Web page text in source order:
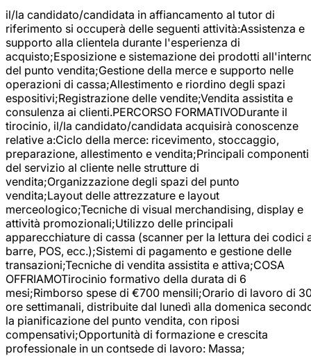
il/la candidato/candidata in affiancamento al tutor di
riferimento si occuperà delle seguenti attività:Assistenza e
supporto alla clientela durante l'esperienza di
acquisto;Esposizione e sistemazione dei prodotti
del punto vendita;Gestione della merce e supporto nelle
operazioni di cassa;Allestimento e riordino degli spazi
espositivi;Registrazione delle vendite;Vendita assistita e
consulenza ai clienti.PERCORSO FORMATIVODurante il
tirocinio, il/la candidato/candidata acquisirà conoscenze
relative a:Ciclo della merce: ricevimento, stoccaggio,
preparazione, allestimento e vendita;Principali componenti
del servizio al cliente nelle strutture di
vendita;Organizzazione degli spazi del punto
vendita;Layout delle attrezzature e layout
merceologico;Tecniche di visual merchandising, display e
attività promozionali;Utilizzo delle principali
apparecchiature di cassa (scanner per la lettura dei codici
barre, POS, ecc.);Sistemi di pagamento e gestione delle
transazioni;Tecniche di vendita assistita e attiva;COSA
OFFRIAMOTirocinio formativo della durata di 6
mesi;Rimborso spese di €700 mensili;Orario di lavoro di
ore settimanali, distribuite dal lunedì alla domenica
la pianificazione del punto vendita, con riposi
compensativi;Opportunità di formazione e crescita
professionale in un contsede di lavoro: Massa;